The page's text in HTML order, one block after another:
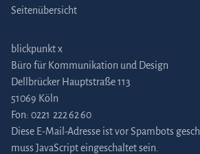
Seitenübersicht
blickpunkt x
Büro für Kommunikation und Design
Dellbrücker Hauptstraße 113
51069 Köln
Fon: 0221 222 62 60
Diese E-Mail-Adresse ist vor Spambots
muss JavaScript eingeschaltet sein.